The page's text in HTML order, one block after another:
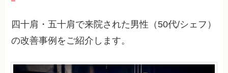
四十肩・五十肩で来院された男性（50代/シェフ）
の改善事例をご紹介します。